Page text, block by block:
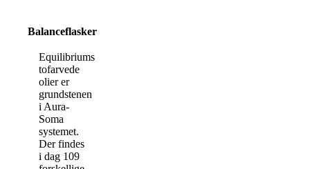
Balanceflasker
Equilibriums
tofarvede
olier er
grundstenen
i Aura-
Soma
systemet.
Der findes
i dag 109